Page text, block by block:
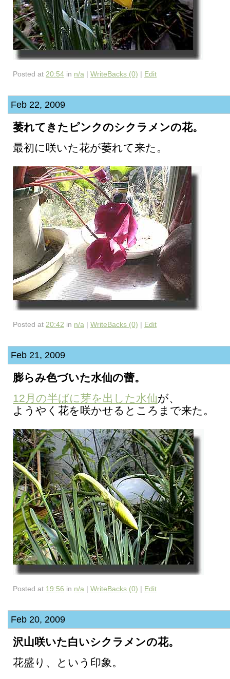
Posted at 20:54 in n/a | WriteBacks (0) | Edit
Feb 22, 2009
萎れてきたピンクのシクラメンの花。
最初に咲いた花が萎れて来た。
Posted at 20:42 in n/a | WriteBacks (0) | Edit
Feb 21, 2009
膨らみ色づいた水仙の蕾。
12月の半ばに芽を出した水仙が、
ようやく花を咲かせるところまで来た。
Posted at 19:56 in n/a | WriteBacks (0) | Edit
Feb 20, 2009
沢山咲いた白いシクラメンの花。
花盛り、という印象。